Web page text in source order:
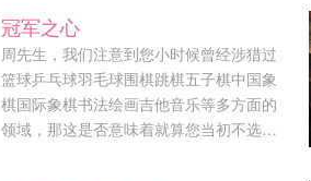
冠军之心
周先生，我们注意到您小时候曾经涉猎过
篮球乒乓球羽毛球围棋跳棋五子棋中国象
棋国际象棋书法绘画吉他音乐等多方面的
领域，那这是否意味着就算您当初不选择